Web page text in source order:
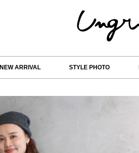
NEW ARRIVAL STYLE PHOTO